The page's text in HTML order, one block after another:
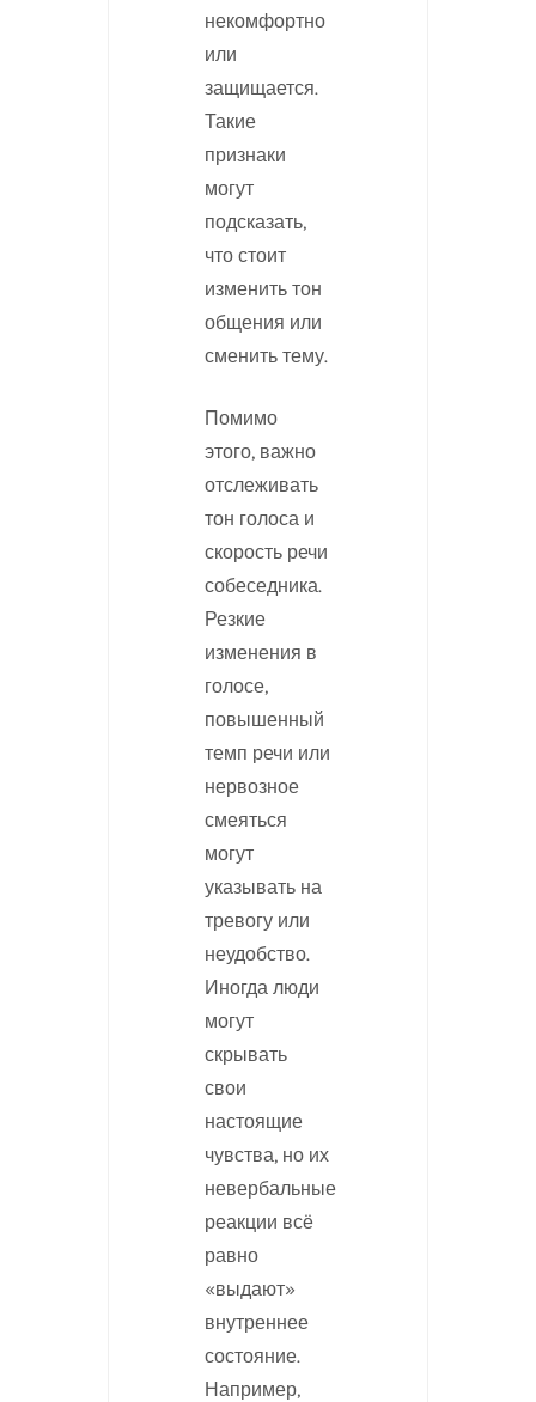
некомфортно
или
защищается.
Такие
признаки
могут
подсказать,
что стоит
изменить тон
общения или
сменить тему.
Помимо
этого, важно
отслеживать
тон голоса и
скорость речи
собеседника.
Резкие
изменения в
голосе,
повышенный
темп речи или
нервозное
смеяться
могут
указывать на
тревогу или
неудобство.
Иногда люди
могут
скрывать
свои
настоящие
чувства, но их
невербальные
реакции всё
равно
«выдают»
внутреннее
состояние.
Например,